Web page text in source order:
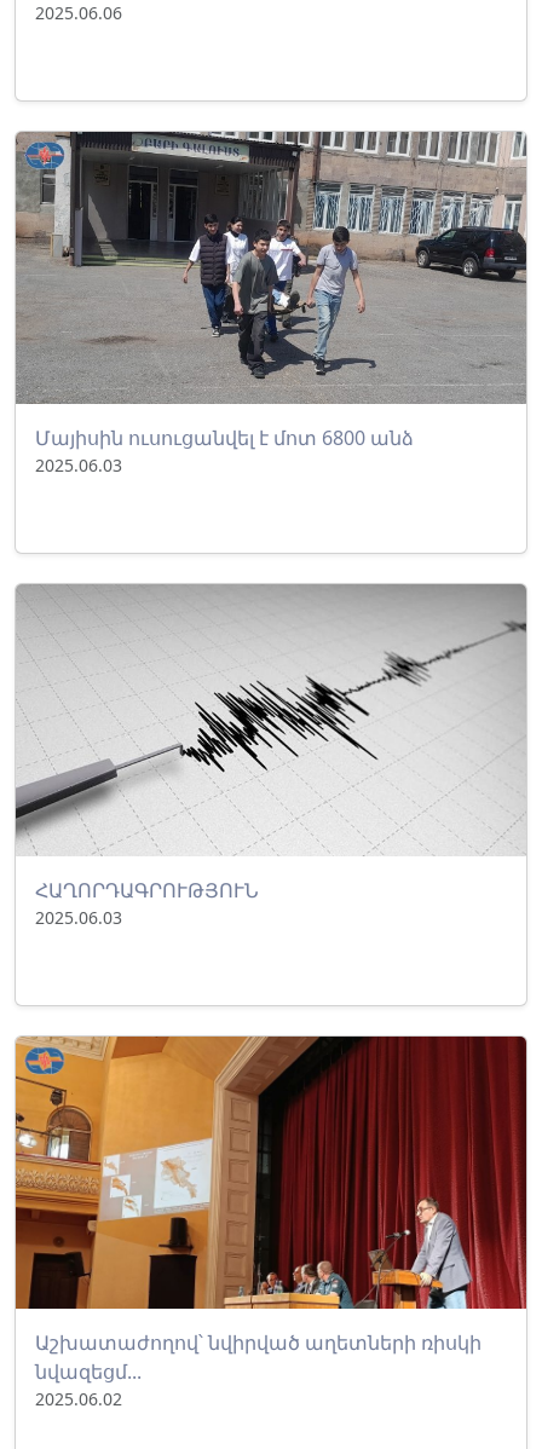
2025.06.06
Մայիսին ուսուցանվել է մոտ 6800 անձ
2025.06.03
ՀԱՂՈՐԴԱԳՐՈՒԹՅՈՒՆ
2025.06.03
Աշխատաժողով՝ նվիրված աղետների ռիսկի
նվազեցմ...
2025.06.02